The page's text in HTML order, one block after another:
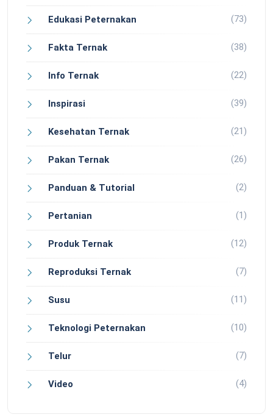
Edukasi Peternakan (73)
Fakta Ternak (38)
Info Ternak (22)
Inspirasi (39)
Kesehatan Ternak (21)
Pakan Ternak (26)
Panduan & Tutorial (2)
Pertanian (1)
Produk Ternak (12)
Reproduksi Ternak (7)
Susu (11)
Teknologi Peternakan (10)
Telur (7)
Video (4)